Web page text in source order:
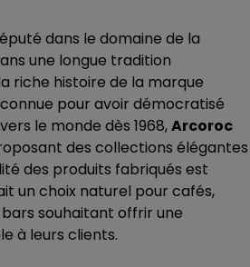
dans le domaine de la
une longue tradition
riche histoire de la marque
pour avoir démocratisé
le monde dès 1968,Arcoroc
des collections élégantes
des produits fabriqués est
un choix naturel pour cafés,
souhaitant offrir une
à leurs clients.